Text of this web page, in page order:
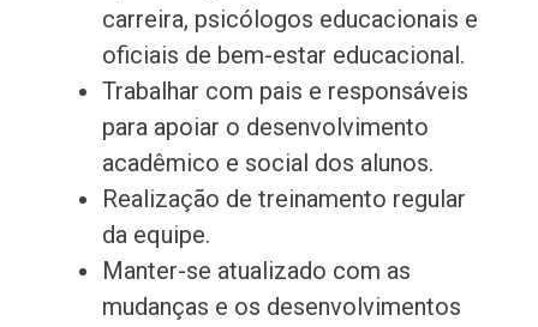
carreira, psicólogos educacionais e
oficiais de bem-estar educacional.
Trabalhar com pais e responsáveis
para apoiar o desenvolvimento
acadêmico e social dos alunos.
Realização de treinamento regular
da equipe.
Manter-se atualizado com as
mudanças e os desenvolvimentos